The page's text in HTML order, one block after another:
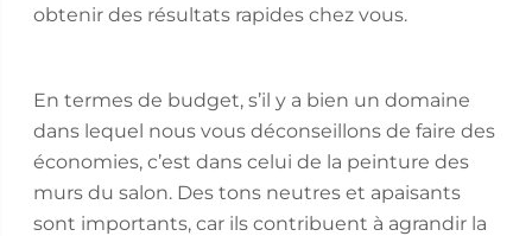
obtenir des résultats rapides chez vous.
En termes de budget, s’il y a bien un domaine
dans lequel nous vous déconseillons de faire des
économies, c’est dans celui de la peinture des
murs du salon. Des tons neutres et apaisants
sont importants, car ils contribuent à agrandir la